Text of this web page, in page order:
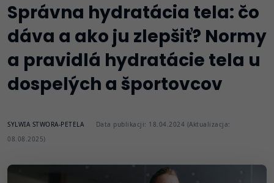
Správna hydratácia tela: čo
dáva a ako ju zlepšiť? Normy
a pravidlá hydratácie tela u
dospelých a športovcov
SYLWIA STWORA-PETELA
Data publikacji: 18.04.2024 (Aktualizacja:
08.08.2025)